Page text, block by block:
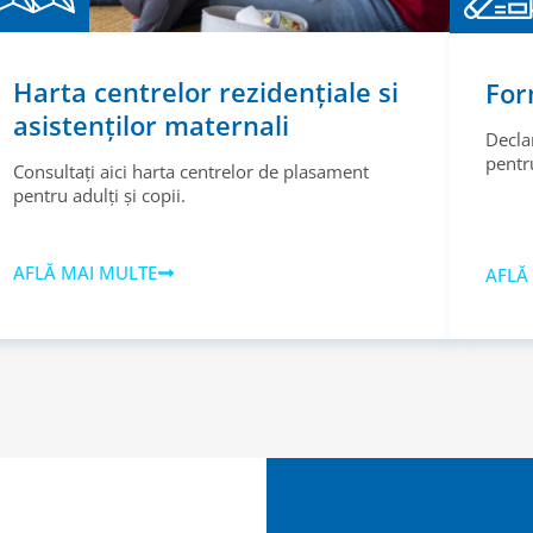
Harta centrelor rezidențiale si
asistenților maternali
Consultați aici harta centrelor de plasament
pentru adulți și copii.
AFLĂ MAI MULTE